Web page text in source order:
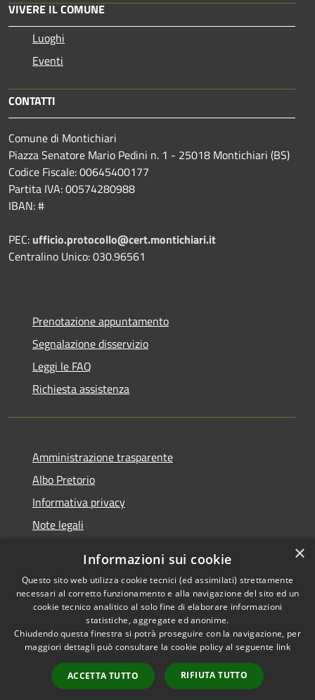
VIVERE IL COMUNE
Luoghi
Eventi
CONTATTI
Comune di Montichiari
Piazza Senatore Mario Pedini n. 1 - 25018 Montichiari (BS)
Codice Fiscale: 00645400177
Partita IVA: 00574280988
IBAN: #
PEC: ufficio.protocollo@cert.montichiari.it
Centralino Unico: 030.96561
Prenotazione appuntamento
Segnalazione disservizio
Leggi le FAQ
Richiesta assistenza
Amministrazione trasparente
Albo Pretorio
Informativa privacy
Note legali
Whisteblowing
RSS
Accessibilità
Copyright © 2026 • Comune di
Municipium•
Accesso
redazione
×
Informazioni sui cookie
Questo sito web utilizza cookie tecnici (ed assimilati) strettamente
necessari al corretto funzionamento e alla navigazione del sito ed un
cookie tecnico analitico al solo fine di elaborare informazioni
statistiche, aggregate ed anonime.
Chiudendo questa finestra si potrà proseguire con la navigazione, per
maggiori dettagli può consultare la cookie policy al seguente link
ACCETTA TUTTO RIFIUTA TUTTO